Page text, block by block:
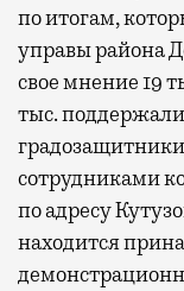
по итогам,
управы района
свое мнение 19
тыс.
сотрудниками
по адресу
находится